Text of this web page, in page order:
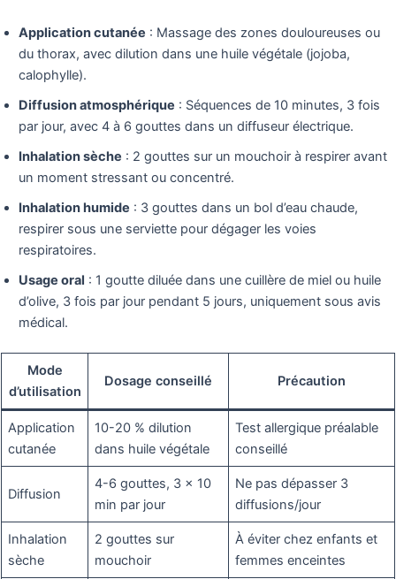
Application cutanée : Massage des zones douloureuses ou
du thorax, avec dilution dans une huile végétale (jojoba,
calophylle).
Diffusion atmosphérique : Séquences de 10 minutes, 3 fois
par jour, avec 4 à 6 gouttes dans un diffuseur électrique.
Inhalation sèche : 2 gouttes sur un mouchoir à respirer avant
un moment stressant ou concentré.
Inhalation humide : 3 gouttes dans un bol d’eau chaude,
respirer sous une serviette pour dégager les voies
respiratoires.
Usage oral : 1 goutte diluée dans une cuillère de miel ou huile
d’olive, 3 fois par jour pendant 5 jours, uniquement sous avis
médical.
Mode
d’utilisation
Dosage conseillé Précaution
Application
cutanée
10-20 % dilution
dans huile végétale
Test allergique préalable
conseillé
Diffusion
4-6 gouttes, 3 x 10
min par jour
Ne pas dépasser 3
diffusions/jour
Inhalation
sèche
2 gouttes sur
mouchoir
À éviter chez enfants et
femmes enceintes